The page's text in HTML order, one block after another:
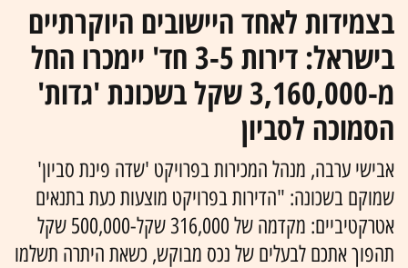
בצמידות לאחד היישובים היוקרתיים
בישראל: דירות 3-5 חד' יימכרו החל
מ-3,160,000 שקל בשכונת 'גדות'
הסמוכה לסביון
אבישי ערבה, מנהל המכירות בפרויקט 'שדה פינת סביון'
שמוקם בשכונה: "הדירות בפרויקט מוצעות כעת בתנאים
אטרקטיביים: מקדמה של 316,000 שקל-500,000 שקל
תהפוך אתכם לבעלים של נכס מבוקש, כשאת היתרה תשלמו